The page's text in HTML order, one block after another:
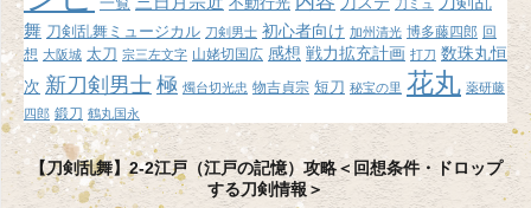
一覧 刀ミュ
舞 刀剣乱舞ミュージカル 刀剣男士 初心者向け 加州清光 博多藤四郎 回
想 大阪城 太刀 宗三左文字 山姥切国広 感想 戦力拡充計画 打刀 数珠丸恒
次 新刀剣男士 極 燭台切光忠 物吉貞宗 短刀 秘宝の里 花丸 薬研藤
四郎 鍛刀 鶴丸国永
【刀剣乱舞】2-2江戸（江戸の記憶）攻略＜回想条件・ドロップ
する刀剣情報＞